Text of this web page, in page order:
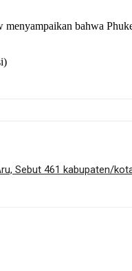
bahwa
Sebut 461 kabupaten/